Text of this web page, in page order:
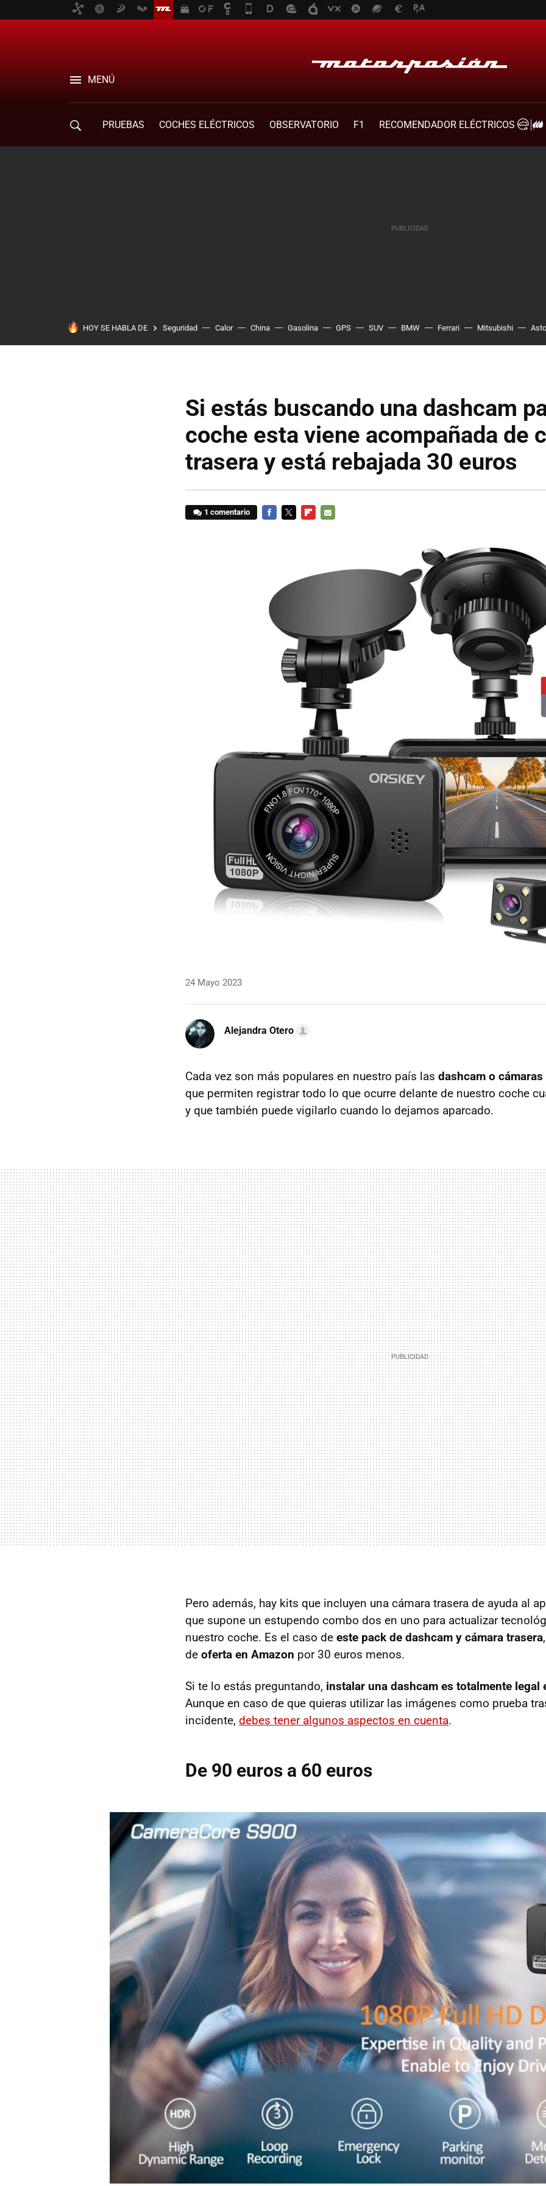
MENÚ
PRUEBAS COCHES ELÉCTRICOS OBSERVATORIO F1
RECOMENDADOR ELÉCTRICOS
HOY SE HABLA DE Seguridad Calor China Gasolina GPS SUV BMW Ferrari Mitsubishi
Si estás buscando una dashcam
coche esta viene acompañada de
trasera y está rebajada 30 euros
1 comentario
24 Mayo 2023
Alejandra Otero
Cada vez son más populares en nuestro país las dashcam o
que permiten registrar todo lo que ocurre delante de nuestro coche
y que también puede vigilarlo cuando lo dejamos aparcado.
Pero además, hay kits que incluyen una cámara trasera de ayuda al
que supone un estupendo combo dos en uno para actualizar
nuestro coche. Es el caso de este pack de dashcam y cámara trasera
de oferta en Amazon por 30 euros menos.
Si te lo estás preguntando, instalar una dashcam es totalmente legal
Aunque en caso de que quieras utilizar las imágenes como prueba
incidente, debes tener algunos aspectos en cuenta.
De 90 euros a 60 euros